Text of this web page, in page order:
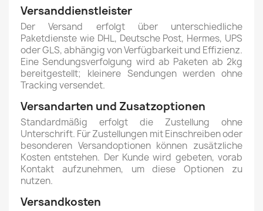
Versanddienstleister
Der Versand erfolgt über unterschiedliche
Paketdienste wie DHL, Deutsche Post, Hermes, UPS
oder GLS, abhängig von Verfügbarkeit und Effizienz.
Eine Sendungsverfolgung wird ab Paketen ab 2kg
bereitgestellt; kleinere Sendungen werden ohne
Tracking versendet.
Versandarten und Zusatzoptionen
Standardmäßig erfolgt die Zustellung ohne
Unterschrift. Für Zustellungen mit Einschreiben oder
besonderen Versandoptionen können zusätzliche
Kosten entstehen. Der Kunde wird gebeten, vorab
Kontakt aufzunehmen, um diese Optionen zu
nutzen.
Versandkosten